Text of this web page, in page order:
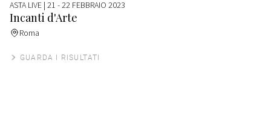
ASTA LIVE | 21 - 22 FEBBRAIO 2023
Incanti d'Arte
Roma
GUARDA I RISULTATI